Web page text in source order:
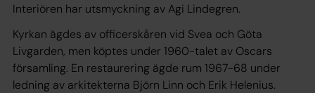
Interiören har utsmyckning av Agi Lindegren.
Kyrkan ägdes av officerskåren vid Svea och Göta
Livgarden, men köptes under 1960-talet av Oscars
församling. En restaurering ägde rum 1967-68 under
ledning av arkitekterna Björn Linn och Erik Helenius.